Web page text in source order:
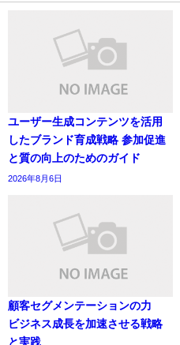
ユーザー生成コンテンツを活用
したブランド育成戦略 参加促進
と質の向上のためのガイド
2026年8月6日
顧客セグメンテーションの力
ビジネス成長を加速させる戦略
と実践